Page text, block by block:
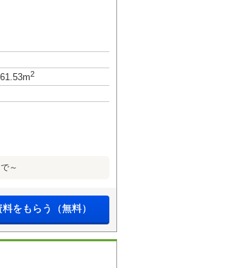
61.53m2
～
料をもらう（無料）